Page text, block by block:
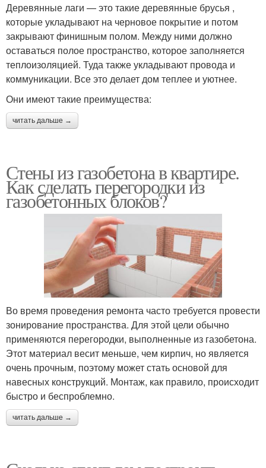
Деревянные лаги — это такие деревянные брусья ,
которые укладывают на черновое покрытие и потом
закрывают финишным полом. Между ними должно
оставаться полое пространство, которое заполняется
теплоизоляцией. Туда также укладывают провода и
коммуникации. Все это делает дом теплее и уютнее.
Они имеют такие преимущества:
читать дальше →
Стены из газобетона в квартире.
Как сделать перегородки из
газобетонных блоков?
Во время проведения ремонта часто требуется провести
зонирование пространства. Для этой цели обычно
применяются перегородки, выполненные из газобетона.
Этот материал весит меньше, чем кирпич, но является
очень прочным, поэтому может стать основой для
навесных конструкций. Монтаж, как правило, происходит
быстро и беспроблемно.
читать дальше →